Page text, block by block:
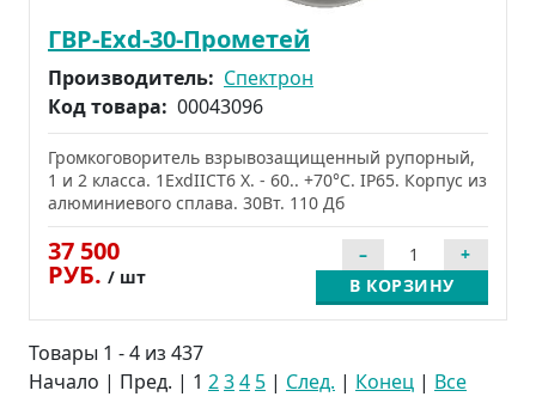
ГВР-Exd-30-Прометей
Производитель: Спектрон
Код товара: 00043096
Громкоговоритель взрывозащищенный рупорный,
1 и 2 класса. 1ExdIICT6 X. - 60.. +70°C. IP65. Корпус из
алюминиевого сплава. 30Вт. 110 Дб
37 500
РУБ. / шт В КОРЗИНУ
Товары 1 - 4 из 437
Начало | Пред. | 1 234 5 | След. | Конец | Все